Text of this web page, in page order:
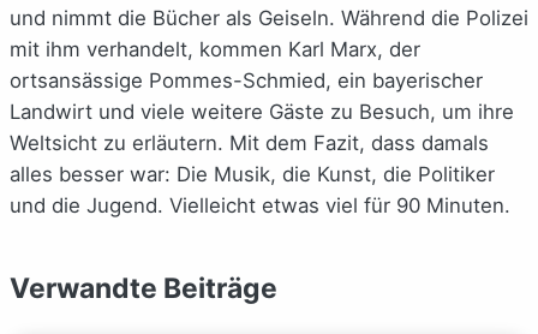
und nimmt die Bücher als Geiseln. Während die Polizei
mit ihm verhandelt, kommen Karl Marx, der
ortsansässige Pommes-Schmied, ein bayerischer
Landwirt und viele weitere Gäste zu Besuch, um ihre
Weltsicht zu erläutern. Mit dem Fazit, dass damals
alles besser war: Die Musik, die Kunst, die Politiker
und die Jugend. Vielleicht etwas viel für 90 Minuten.
Verwandte Beiträge